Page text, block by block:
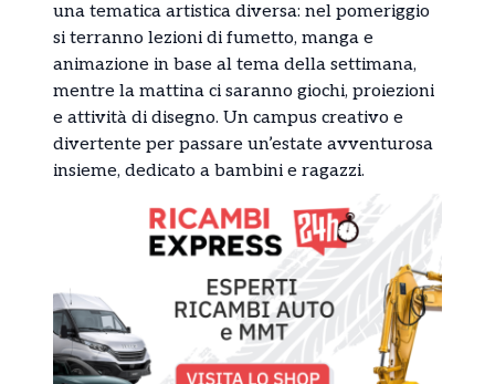
una tematica artistica diversa: nel pomeriggio
si terranno lezioni di fumetto, manga e
animazione in base al tema della settimana,
mentre la mattina ci saranno giochi, proiezioni
e attività di disegno. Un campus creativo e
divertente per passare un’estate avventurosa
insieme, dedicato a bambini e ragazzi.